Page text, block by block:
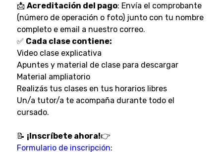
📩 Acreditación del pago: Envía el comprobante
(número de operación o foto) junto con tu nombre
completo e email a nuestro correo.
✅ Cada clase contiene:
Video clase explicativa
Apuntes y material de clase para descargar
Material ampliatorio
Realizás tus clases en tus horarios libres
Un/a tutor/a te acompaña durante todo el
cursado.
📝 ¡Inscríbete ahora!👉
Formulario de inscripción: